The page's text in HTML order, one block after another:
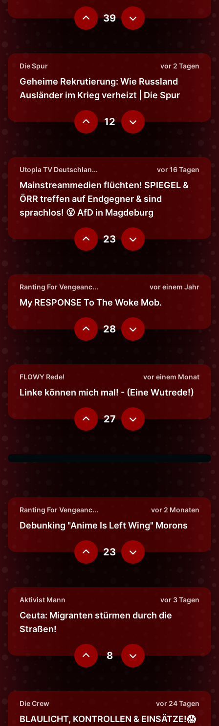
39
Die Spur vor 2 Tagen
Geheime Rekrutierung: Wie Russland
Ausländer im Krieg verheizt | Die Spur
12
Utopia TV Deutschlan... vor 16 Tagen
Mainstreammedien flüchten! SPIEGEL &
ÖRR treffen auf Endgegner & sind
sprachlos! 😮 AfD in Magdeburg
23
Ranting For Vengeanc... vor einem Jahr
My RESPONSE To The Woke Mob.
28
FLOWY Rede! vor einem Monat
Linke können mich mal! - (Eine Wutrede!)
27
Ranting For Vengeanc... vor 2 Monaten
Debunking "Anime Is Left Wing" Morons
23
Aktivist Mann vor 3 Tagen
Ceuta: Migranten stürmen durch die
Straßen!
8
Die Crew vor 24 Tagen
BLAULICHT, KONTROLLEN & EINSÄTZE!😱